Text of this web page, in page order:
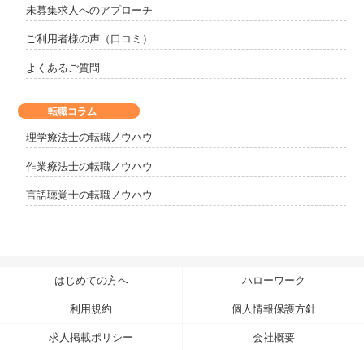
未募集求人へのアプローチ
ご利用者様の声（口コミ）
よくあるご質問
転職コラム
理学療法士の転職ノウハウ
作業療法士の転職ノウハウ
言語聴覚士の転職ノウハウ
はじめての方へ ハローワーク
利用規約 個人情報保護方針
求人掲載ポリシー 会社概要